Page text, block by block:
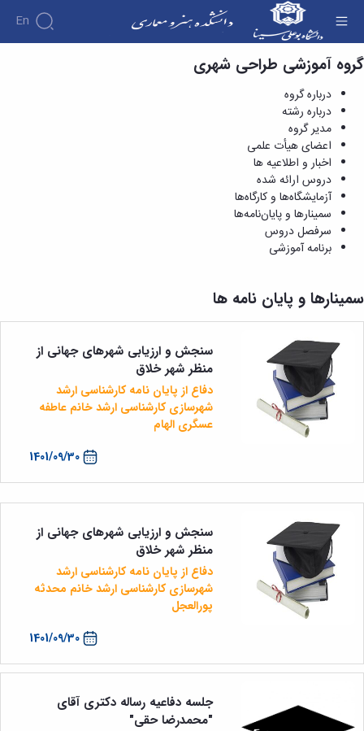
En
سمینارها و پایان‌نامه‌ها - دانشکده هنر و معماری
گروه آموزشی طراحی شهری
درباره گروه
درباره رشته
مدیر گروه
اعضای هیأت علمی
اخبار و اطلاعیه ها
دروس ارائه شده
آزمایشگاه‌ها و کارگاه‌ها
سمینارها و پایان‌نامه‌ها
سرفصل دروس
برنامه آموزشی
سمینارها و پایان نامه ها
1401/09/30
سنجش و ارزیابی شهرهای جهانی از
منظر شهر خلاق
دفاع از پایان نامه کارشناسی ارشد
شهرسازی کارشناسی ارشد خانم عاطفه
عسگری الهام
1401/09/30
سنجش و ارزیابی شهرهای جهانی از
منظر شهر خلاق
دفاع از پایان نامه کارشناسی ارشد
شهرسازی کارشناسی ارشد خانم محدثه
پورالعجل
جلسه دفاعیه رساله دکتری آقای
"محمدرضا حقی"